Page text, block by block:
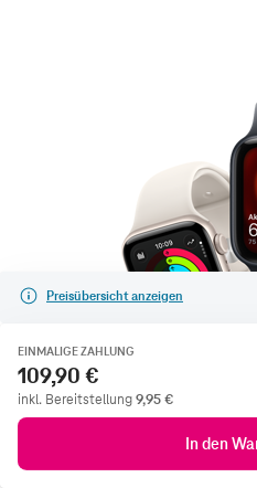
Preisübersicht anzeigen
EINMALIGE ZAHLUNG
109,90 €
inkl. Bereitstellung9,95€
In den